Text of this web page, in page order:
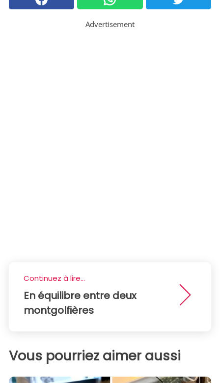
Advertisement
Continuez à lire...
En équilibre entre deux
montgolfières
Vous pourriez aimer aussi